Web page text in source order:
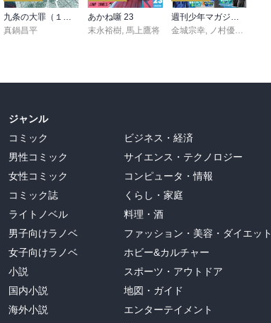
Tea
九条の大罪（１７）
真鍋昌平
あかね噺 23
末永裕樹, 馬上鷹将
週刊少年マガジン 2026年36・37号[2026年8月5日発売]
金城宗幸, ノ村優介
ジャンル
コミック
男性コミック
女性コミック
コミック誌
ライトノベル
男子向けラノベ
女子向けラノベ
小説
国内小説
海外小説
ビジネス・経済
サイエンス・テクノロジー
コンピュータ・情報
くらし・家庭
料理・酒
ファッション・美容・ダイエット
ホビー&カルチャー
スポーツ・アウトドア
地図・ガイド
エンターテイメント